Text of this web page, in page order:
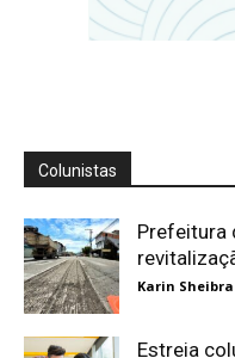
Colunistas
Prefeitura
Karin
Estreia